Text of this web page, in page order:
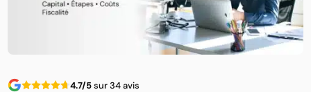
4.7/5sur 34 avis